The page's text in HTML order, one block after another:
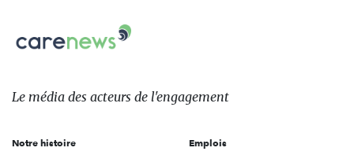
sur:
Carenews,
Le
des
l'engagement
Le média des acteurs de l'engagement
Notre histoire
Emplois